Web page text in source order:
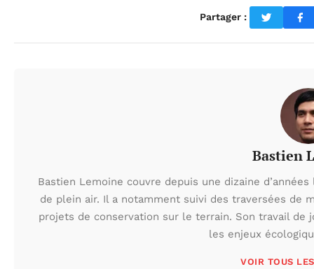
Partager :
Bastien
Bastien Lemoine couvre depuis une dizaine
de plein air. Il a notamment suivi des traversées de
projets de conservation sur le terrain. Son travail de
les enjeux
VOIR TOUS